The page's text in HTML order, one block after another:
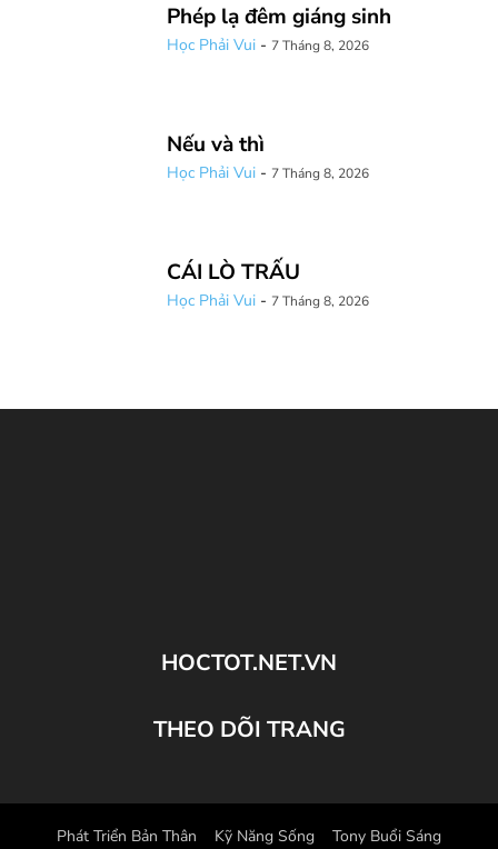
Phép lạ đêm giáng sinh
Học Phải Vui - 7 Tháng 8, 2026
Nếu và thì
Học Phải Vui - 7 Tháng 8, 2026
CÁI LÒ TRẤU
Học Phải Vui - 7 Tháng 8, 2026
HOCTOT.NET.VN
THEO DÕI TRANG
Phát Triển Bản Thân Kỹ Năng Sống Tony Buổi Sáng